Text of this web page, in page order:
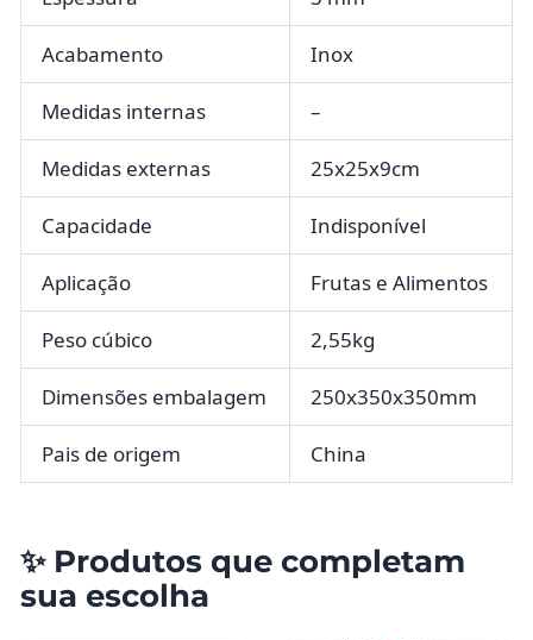
Acabamento Inox
Medidas internas –
Medidas externas 25x25x9cm
Capacidade Indisponível
Aplicação Frutas e Alimentos
Peso cúbico 2,55kg
Dimensões embalagem 250x350x350mm
Pais de origem China
✨ Produtos que completam
sua escolha